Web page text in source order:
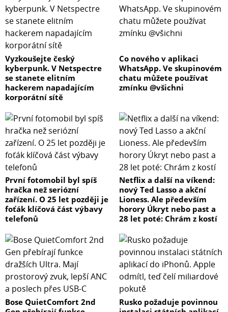
Vyzkoušejte český
kyberpunk. V Netspectre
se stanete elitním
hackerem napadajícím
korporátní sítě
Co nového v aplikaci
WhatsApp. Ve skupinovém
chatu můžete používat
zmínku @všichni
První fotomobil byl spíš
hračka než seriózní
zařízení. O 25 let později je
foťák klíčová část výbavy
telefonů
Netflix a další na víkend:
nový Ted Lasso a akční
Lioness. Ale především
horory Úkryt nebo past a
28 let poté: Chrám z kostí
Bose QuietComfort 2nd
Rusko požaduje povinnou